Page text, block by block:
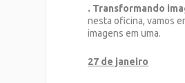
. Transformando
nesta oficina, vamos
imagens em uma.
27 de janeiro